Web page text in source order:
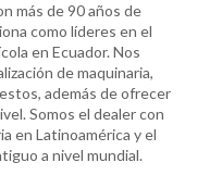
más de 90 años de
como líderes en el
en Ecuador. Nos
de maquinaria,
además de ofrecer
Somos el dealer con
en Latinoamérica y el
a nivel mundial.